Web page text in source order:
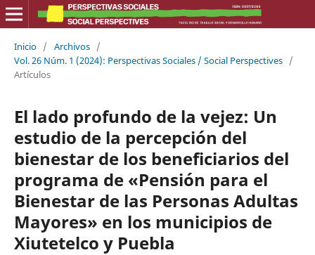
Inicio / Archivos /
Vol. 26 Núm. 1 (2024): Perspectivas Sociales / Social Perspectives /
Artículos
El lado profundo de la vejez: Un
estudio de la percepción del
bienestar de los beneficiarios del
programa de «Pensión para el
Bienestar de las Personas Adultas
Mayores» en los municipios de
Xiutetelco y Puebla